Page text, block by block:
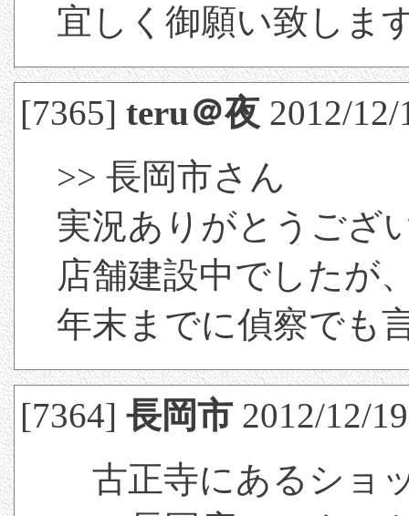
宜しく御願い致しま
[7365]teru＠夜 2012/12/
>> 長岡市さん
実況ありがとうござ
店舗建設中でしたが
年末までに偵察でも
[7364]長岡市 2012/12/
古正寺にあるショ